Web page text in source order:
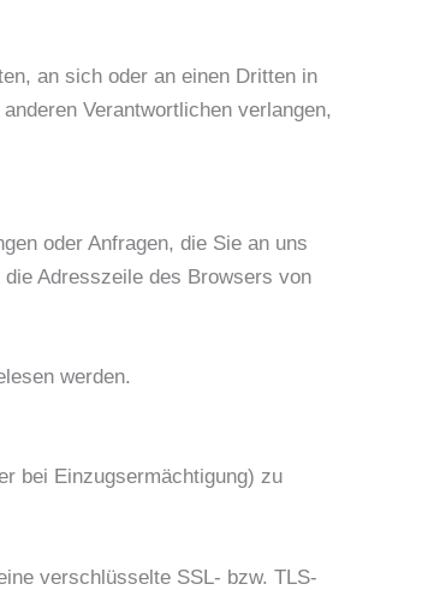
an sich oder an einen Dritten in
Verantwortlichen verlangen,
oder Anfragen, die Sie an uns
Adresszeile des Browsers von
werden.
bei Einzugsermächtigung) zu
verschlüsselte SSL- bzw. TLS-